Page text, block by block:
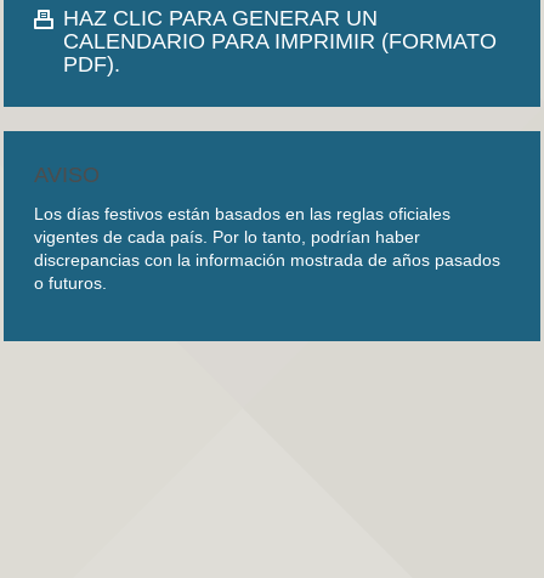
HAZ CLIC PARA GENERAR UN
CALENDARIO PARA IMPRIMIR (FORMATO
PDF).
AVISO
Los días festivos están basados en las reglas oficiales
vigentes de cada país. Por lo tanto, podrían haber
discrepancias con la información mostrada de años pasados
o futuros.